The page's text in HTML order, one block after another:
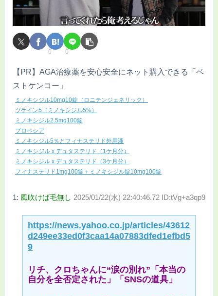
0 0
【PR】AGA治療薬を安心安全にネット購入できる「ベ
ストケンコー」
ミノキシジル10mg10錠（ロニテンジェネリック）
ツゲイン5（ミノキシジル5%）
ミノキシジル2.5mg100錠
プロペシア
ミノキシジル5％とフィナステリド外用液
ミノキシジル x デュタステリド（1ケ月分）
ミノキシジル x デュタステリド（3ケ月分）
フィナステリド1mg100錠＋ミノキシジル錠10mg100錠
1: 風吹けば毛無し 2025/01/22(水) 22:40:46.72 ID:tVg+a3qp9
https://news.yahoo.co.jp/articles/43612
d249ee33ed0f3caa14a07883dfed1efbd5
9
リチ、クロちゃんに“涙の別れ”「本当の
自分を全否定された」「SNSの道具」